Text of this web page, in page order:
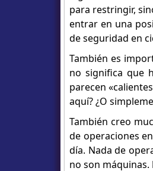
para restringir,
entrar en una
de seguridad en
También es
no significa que
parecen
aquí? ¿O
También creo
de operaciones
día. Nada de
no son máquinas.